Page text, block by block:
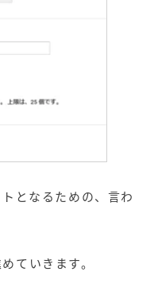
となるための、言わ
ていきます。